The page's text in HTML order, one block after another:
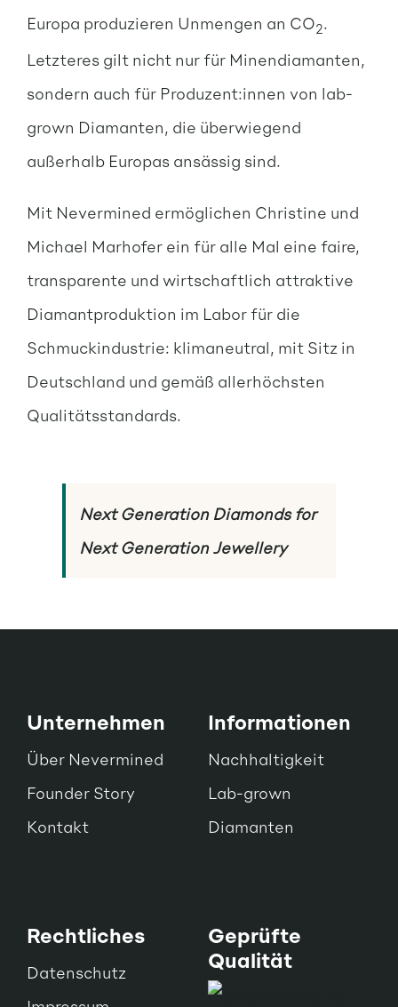
Europa produzieren Unmengen an CO2.
Letzteres gilt nicht nur für Minendiamanten,
sondern auch für Produzent:innen von lab-
grown Diamanten, die überwiegend
außerhalb Europas ansässig sind.
Mit Nevermined ermöglichen Christine und
Michael Marhofer ein für alle Mal eine faire,
transparente und wirtschaftlich attraktive
Diamantproduktion im Labor für die
Schmuckindustrie: klimaneutral, mit Sitz in
Deutschland und gemäß allerhöchsten
Qualitätsstandards.
Next Generation Diamonds for
Next Generation Jewellery
Unternehmen
Über Nevermined
Founder Story
Kontakt
Informationen
Nachhaltigkeit
Lab-grown
Diamanten
Rechtliches
Datenschutz
Geprüfte
Qualität